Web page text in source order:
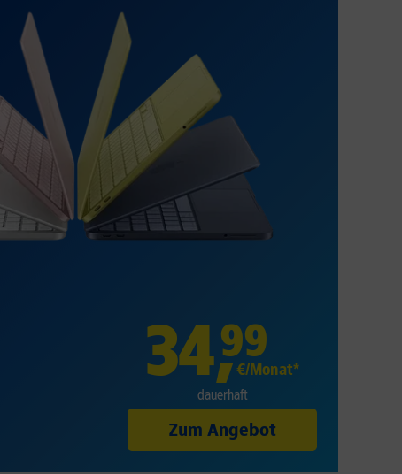
34,99
€/Monat*
dauerhaft
Zum Angebot